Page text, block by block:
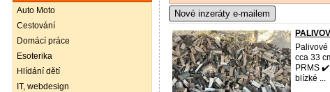
Auto Moto
Cestování
Domácí práce
Esoterika
Hlídání dětí
IT, webdesign
Nové inzeráty e-mailem
cca 33
PRMS
blízké ...